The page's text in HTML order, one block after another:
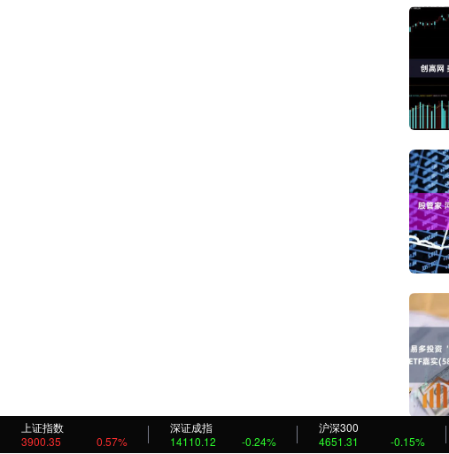
上证指数
3900.35
0.57%
深证成指
14110.12
-0.24%
沪深300
4651.31
-0.15%